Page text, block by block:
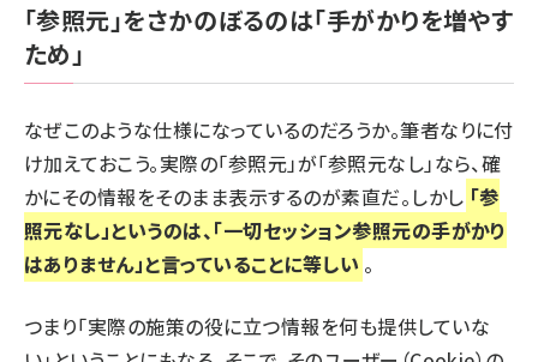
「参照元」をさかのぼるのは「手がかりを増やす
ため」
なぜこのような仕様になっているのだろうか。筆者なりに付
け加えておこう。実際の「参照元」が「参照元なし」なら、確
かにその情報をそのまま表示するのが素直だ。しかし 「参
照元なし」というのは、「一切セッション参照元の手がかり
はありません」と言っていることに等しい 。
つまり「実際の施策の役に立つ情報を何も提供していな